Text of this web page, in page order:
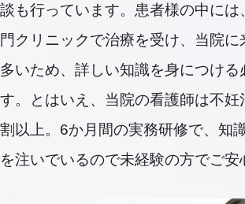
談も行っています。患者様の中には
門クリニックで治療を受け、当院に
多いため、詳しい知識を身につける
す。とはいえ、当院の看護師は不妊
割以上。6か月間の実務研修で、知
を注いでいるので未経験の方でご安